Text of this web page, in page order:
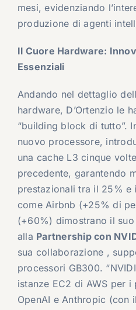
mesi, evidenziando
produzione di agenti
Il Cuore Hardware:
Essenziali
Andando nel dettaglio
hardware, D’Ortenzio le
“building block di tutto”.
nuovo processore,
una cache L3 cinque
precedente, garantendo
prestazionali tra il 25% e
come Airbnb (+25% di
(+60%) dimostrano il
alla Partnership con
sua collaborazione ,
processori GB300.
istanze EC2 di AWS per
OpenAI e Anthropic (con